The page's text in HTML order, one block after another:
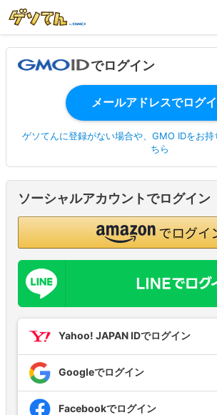
でログイン
ゲソてんに登録がない場合や、GMO IDをお持
ちら
ソーシャルアカウントでログイン
Yahoo! JAPAN IDでログイン
Googleでログイン
Facebookでログイン